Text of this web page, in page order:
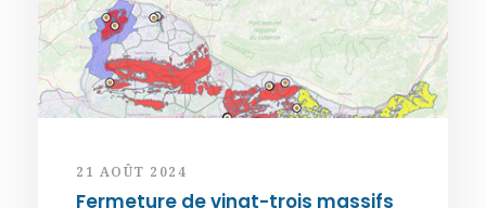
21 AOÛT 2024
Fermeture de vingt-trois massifs